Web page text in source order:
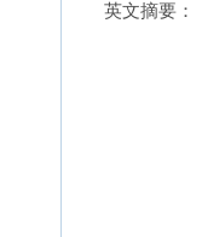
英文摘要：